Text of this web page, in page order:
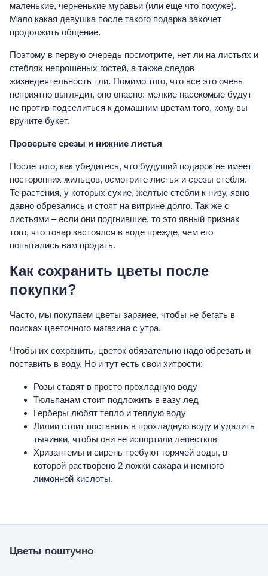
маленькие, черненькие муравьи (или еще что похуже).
Мало какая девушка после такого подарка захочет
продолжить общение.
Поэтому в первую очередь посмотрите, нет ли на листьях и
стеблях непрошеных гостей, а также следов
жизнедеятельность тли. Помимо того, что все это очень
неприятно выглядит, оно опасно: мелкие насекомые будут
не против подселиться к домашним цветам того, кому вы
вручите букет.
Проверьте срезы и нижние листья
После того, как убедитесь, что будущий подарок не имеет
посторонних жильцов, осмотрите листья и срезы стебля.
Те растения, у которых сухие, желтые стебли к низу, явно
давно обрезались и стоят на витрине долго. Так же с
листьями – если они подгнившие, то это явный признак
того, что товар застоялся в воде прежде, чем его
попытались вам продать.
Как сохранить цветы после
покупки?
Часто, мы покупаем цветы заранее, чтобы не бегать в
поисках цветочного магазина с утра.
Чтобы их сохранить, цветок обязательно надо обрезать и
поставить в воду. Но и тут есть свои хитрости:
Розы ставят в просто прохладную воду
Тюльпанам стоит подложить в вазу лед
Герберы любят тепло и теплую воду
Лилии стоит поставить в прохладную воду и удалить
тычинки, чтобы они не испортили лепестков
Хризантемы и сирень требуют горячей воды, в
которой растворено 2 ложки сахара и немного
лимонной кислоты.
Цветы поштучно